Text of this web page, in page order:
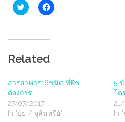
Click
to
(Opens
window)
Click
to
Related
สารอาหาร16ชนิด ที่พืช
ต้องการ
27/07/2017
In "ปุ๋ย / จุลินทรีย์"
5
โต
21/
In